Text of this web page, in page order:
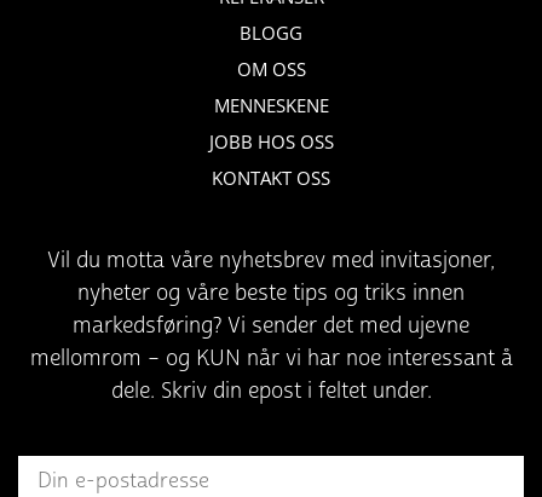
BLOGG
OM OSS
MENNESKENE
JOBB HOS OSS
KONTAKT OSS
Vil du motta våre nyhetsbrev med invitasjoner,
nyheter og våre beste tips og triks innen
markedsføring? Vi sender det med ujevne
mellomrom – og KUN når vi har noe interessant å
dele. Skriv din epost i feltet under.